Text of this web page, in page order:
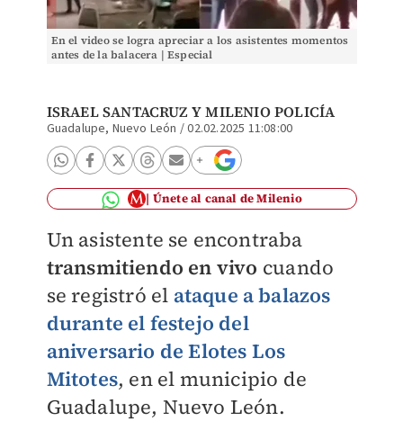
En el video se logra apreciar a los asistentes momentos
antes de la balacera | Especial
ISRAEL SANTACRUZ Y MILENIO POLICÍA
Guadalupe, Nuevo León /02.02.2025 11:08:00
Únete al canal de Milenio
Un asistente se encontraba
transmitiendo en vivo cuando
se registró el ataque a balazos
durante el festejo del
aniversario de Elotes Los
Mitotes, en el municipio de
Guadalupe, Nuevo León.